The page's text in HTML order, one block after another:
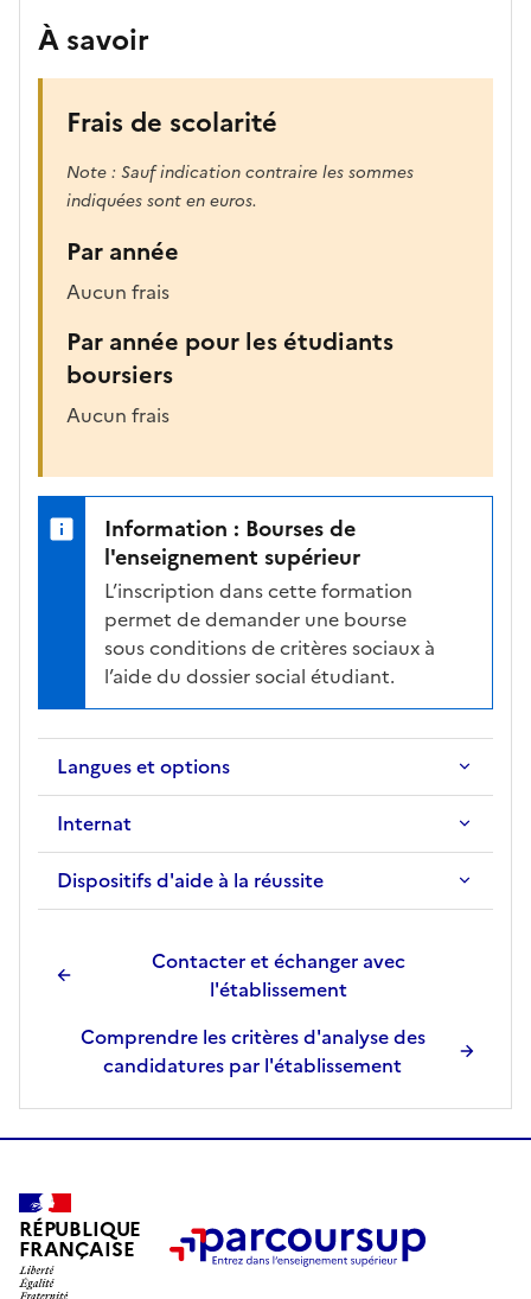
À savoir
Frais de scolarité
Note : Sauf indication contraire les sommes
indiquées sont en euros.
Par année
Aucun frais
Par année pour les étudiants
boursiers
Aucun frais
Information : Bourses de
l'enseignement supérieur
L’inscription dans cette formation
permet de demander une bourse
sous conditions de critères sociaux à
l’aide du dossier social étudiant.
Langues et options
Internat
Dispositifs d'aide à la réussite
Contacter et échanger avec
l'établissement
Comprendre les critères d'analyse des
candidatures par l'établissement
RÉPUBLIQUE
FRANÇAISE